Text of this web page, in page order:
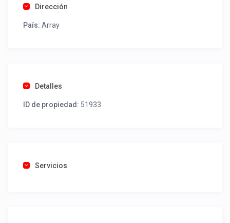
como un profesional sin COMISIONES ni ESTAFAS.
Tel contacto propiedad:
Dirección
País: Array
Detalles
ID de propiedad: 51933
Servicios